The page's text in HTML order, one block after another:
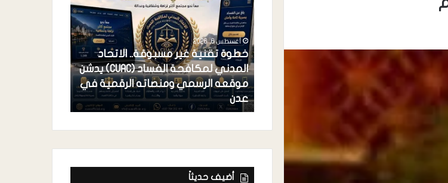
الدكتور خالد محي الدين الأغبري..
نموذج إنساني في رعاية مرضى
الحروق والتجميل
أغسطس 6, 2026
خطوة تقنية غير مسبوقة.. الاتحاد
المدني لمكافحة الفساد (CUAC) يدشن
موقعه الرسمي ومنصاته الرقمية في
عدن
أضيف حديثاً